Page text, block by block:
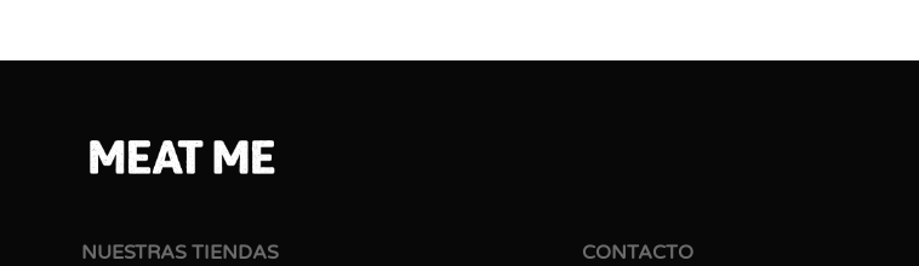
NUESTRAS TIENDAS CONTACTO